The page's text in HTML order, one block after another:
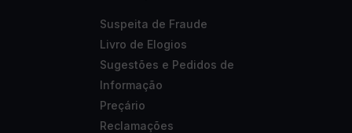
Suspeita de Fraude
Livro de Elogios
Sugestões e Pedidos de
Informação
Preçário
Reclamações